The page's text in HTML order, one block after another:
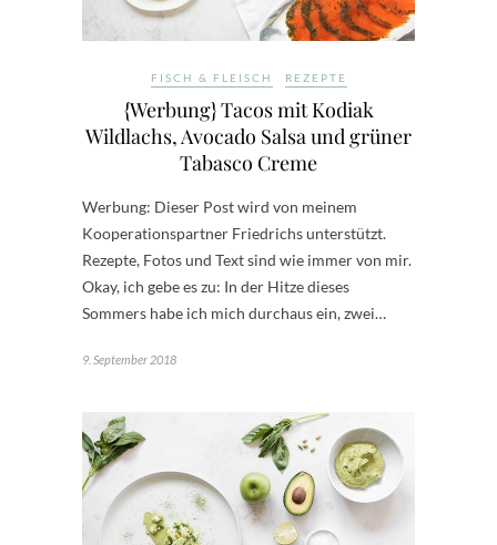
FISCH & FLEISCH REZEPTE
{Werbung} Tacos mit Kodiak
Wildlachs, Avocado Salsa und grüner
Tabasco Creme
Werbung: Dieser Post wird von meinem
Kooperationspartner Friedrichs unterstützt.
Rezepte, Fotos und Text sind wie immer von mir.
Okay, ich gebe es zu: In der Hitze dieses
Sommers habe ich mich durchaus ein, zwei…
9. September 2018